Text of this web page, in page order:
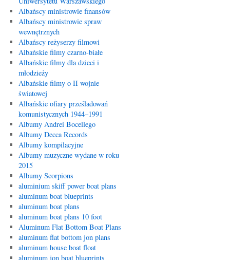
Albańscy ministrowie finansów
Albańscy ministrowie spraw
wewnętrznych
Albańscy reżyserzy filmowi
Albańskie filmy czarno-białe
Albańskie filmy dla dzieci i
młodzieży
Albańskie filmy o II wojnie
światowej
Albańskie ofiary prześladowań
komunistycznych 1944–1991
Albumy Andrei Bocellego
Albumy Decca Records
Albumy kompilacyjne
Albumy muzyczne wydane w roku
2015
Albumy Scorpions
aluminium skiff power boat plans
aluminum boat blueprints
aluminum boat plans
aluminum boat plans 10 foot
Aluminum Flat Bottom Boat Plans
aluminum flat bottom jon plans
aluminum house boat float
aluminum jon boat blueprints